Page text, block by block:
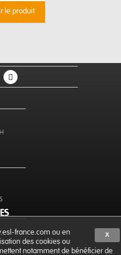
le produit
X
france.com ou en
des cookies ou
notamment de bénéficier de